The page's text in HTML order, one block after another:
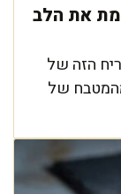
את הלב
הזה של
של